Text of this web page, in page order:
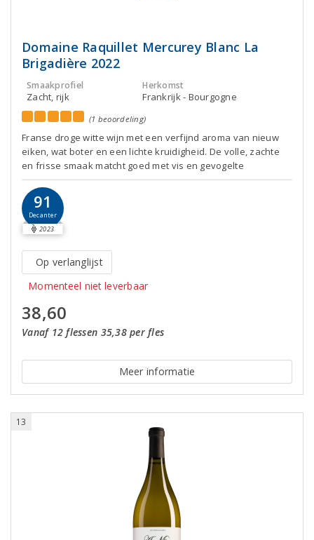
Domaine Raquillet Mercurey Blanc La
Brigadière 2022
Smaakprofiel
Zacht, rijk
Herkomst
Frankrijk - Bourgogne
(1 beoordeling)
Franse droge witte wijn met een verfijnd aroma van nieuw
eiken, wat boter en een lichte kruidigheid. De volle, zachte
en frisse smaak matcht goed met vis en gevogelte
91
Decanter
2023
Op verlanglijst
Momenteel niet leverbaar
38,60
Vanaf 12 flessen 35,38 per fles
Meer informatie
13